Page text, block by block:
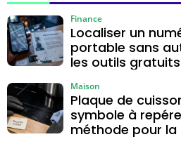
Localiser un
portable sans
les outils
Finance
Plaque de
symbole à
méthode pour la
Maison